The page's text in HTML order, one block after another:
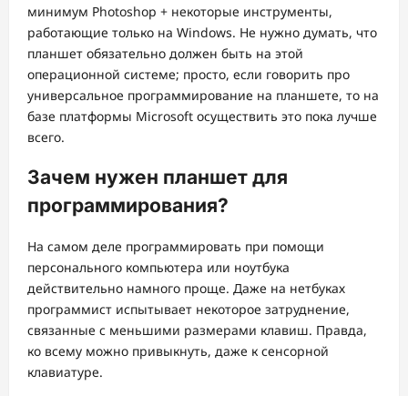
минимум Photoshop + некоторые инструменты,
работающие только на Windows. Не нужно думать, что
планшет обязательно должен быть на этой
операционной системе; просто, если говорить про
универсальное программирование на планшете, то на
базе платформы Microsoft осуществить это пока лучше
всего.
Зачем нужен планшет для
программирования?
На самом деле программировать при помощи
персонального компьютера или ноутбука
действительно намного проще. Даже на нетбуках
программист испытывает некоторое затруднение,
связанные с меньшими размерами клавиш. Правда,
ко всему можно привыкнуть, даже к сенсорной
клавиатуре.